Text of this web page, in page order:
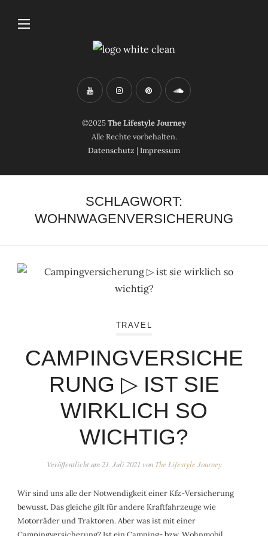
©2025The Lifestyle Journey
Alle Rechte vorbehalten.
Datenschutz | Impressum
SCHLAGWORT:
WOHNWAGENVERSICHERUNG
TRAVEL
CAMPINGVERSICHE
RUNG ▷ IST SIE
WIRKLICH SO
WICHTIG?
Veröffentlicht am 21. Juli 2021 von The Lifestyle Journey
Wir sind uns alle der Notwendigkeit einer Kfz-Versicherung
bewusst. Das gleiche gilt für andere Kraftfahrzeuge wie
Motorräder und Traktoren. Aber was ist mit einer